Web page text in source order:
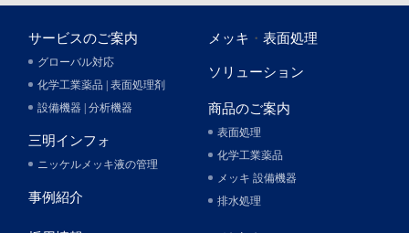
メッキ ・表面処理
サービスのご案内
グローバル対応
化学工業薬品 | 表面処理剤
設備機器 | 分析機器
ソリューション
商品のご案内
表面処理
化学工業薬品
メッキ 設備機器
排水処理
三明インフォ
ニッケルメッキ液の管理
事例紹介